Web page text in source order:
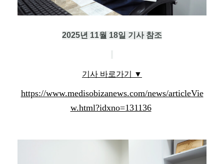
2025년 11월 18일 기사 참조
기사 바로가기 ▼
https://www.medisobizanews.com/news/articleVie
w.html?idxno=131136